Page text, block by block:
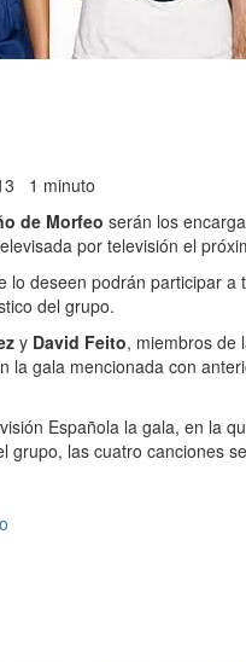
1 minuto
de Morfeo serán los
por televisión el
lo deseen podrán participar
del grupo.
y David Feito, miembros de
la gala mencionada con
Española la gala, en la
grupo, las cuatro canciones